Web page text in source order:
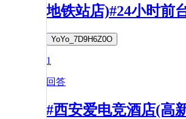
地铁站店)#24小时前
YoYo_7D9H6Z0O
1
回答
#西安爱电竞酒店(高